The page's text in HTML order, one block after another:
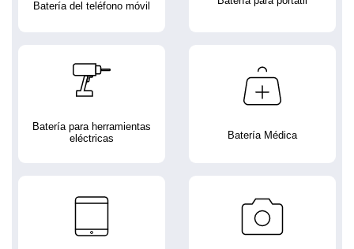
Batería del teléfono móvil
Batería para herramientas
eléctricas
Batería Médica